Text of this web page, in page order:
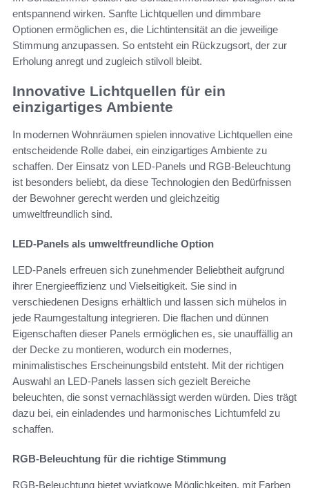
entspannend wirken. Sanfte Lichtquellen und dimmbare
Optionen ermöglichen es, die Lichtintensität an die jeweilige
Stimmung anzupassen. So entsteht ein Rückzugsort, der zur
Erholung anregt und zugleich stilvoll bleibt.
Innovative Lichtquellen für ein
einzigartiges Ambiente
In modernen Wohnräumen spielen innovative Lichtquellen eine
entscheidende Rolle dabei, ein einzigartiges Ambiente zu
schaffen. Der Einsatz von LED-Panels und RGB-Beleuchtung
ist besonders beliebt, da diese Technologien den Bedürfnissen
der Bewohner gerecht werden und gleichzeitig
umweltfreundlich sind.
LED-Panels als umweltfreundliche Option
LED-Panels erfreuen sich zunehmender Beliebtheit aufgrund
ihrer Energieeffizienz und Vielseitigkeit. Sie sind in
verschiedenen Designs erhältlich und lassen sich mühelos in
jede Raumgestaltung integrieren. Die flachen und dünnen
Eigenschaften dieser Panels ermöglichen es, sie unauffällig an
der Decke zu montieren, wodurch ein modernes,
minimalistisches Erscheinungsbild entsteht. Mit der richtigen
Auswahl an LED-Panels lassen sich gezielt Bereiche
beleuchten, die sonst vernachlässigt werden würden. Dies trägt
dazu bei, ein einladendes und harmonisches Lichtumfeld zu
schaffen.
RGB-Beleuchtung für die richtige Stimmung
RGB-Beleuchtung bietet wyjątkowe Möglichkeiten, mit Farben